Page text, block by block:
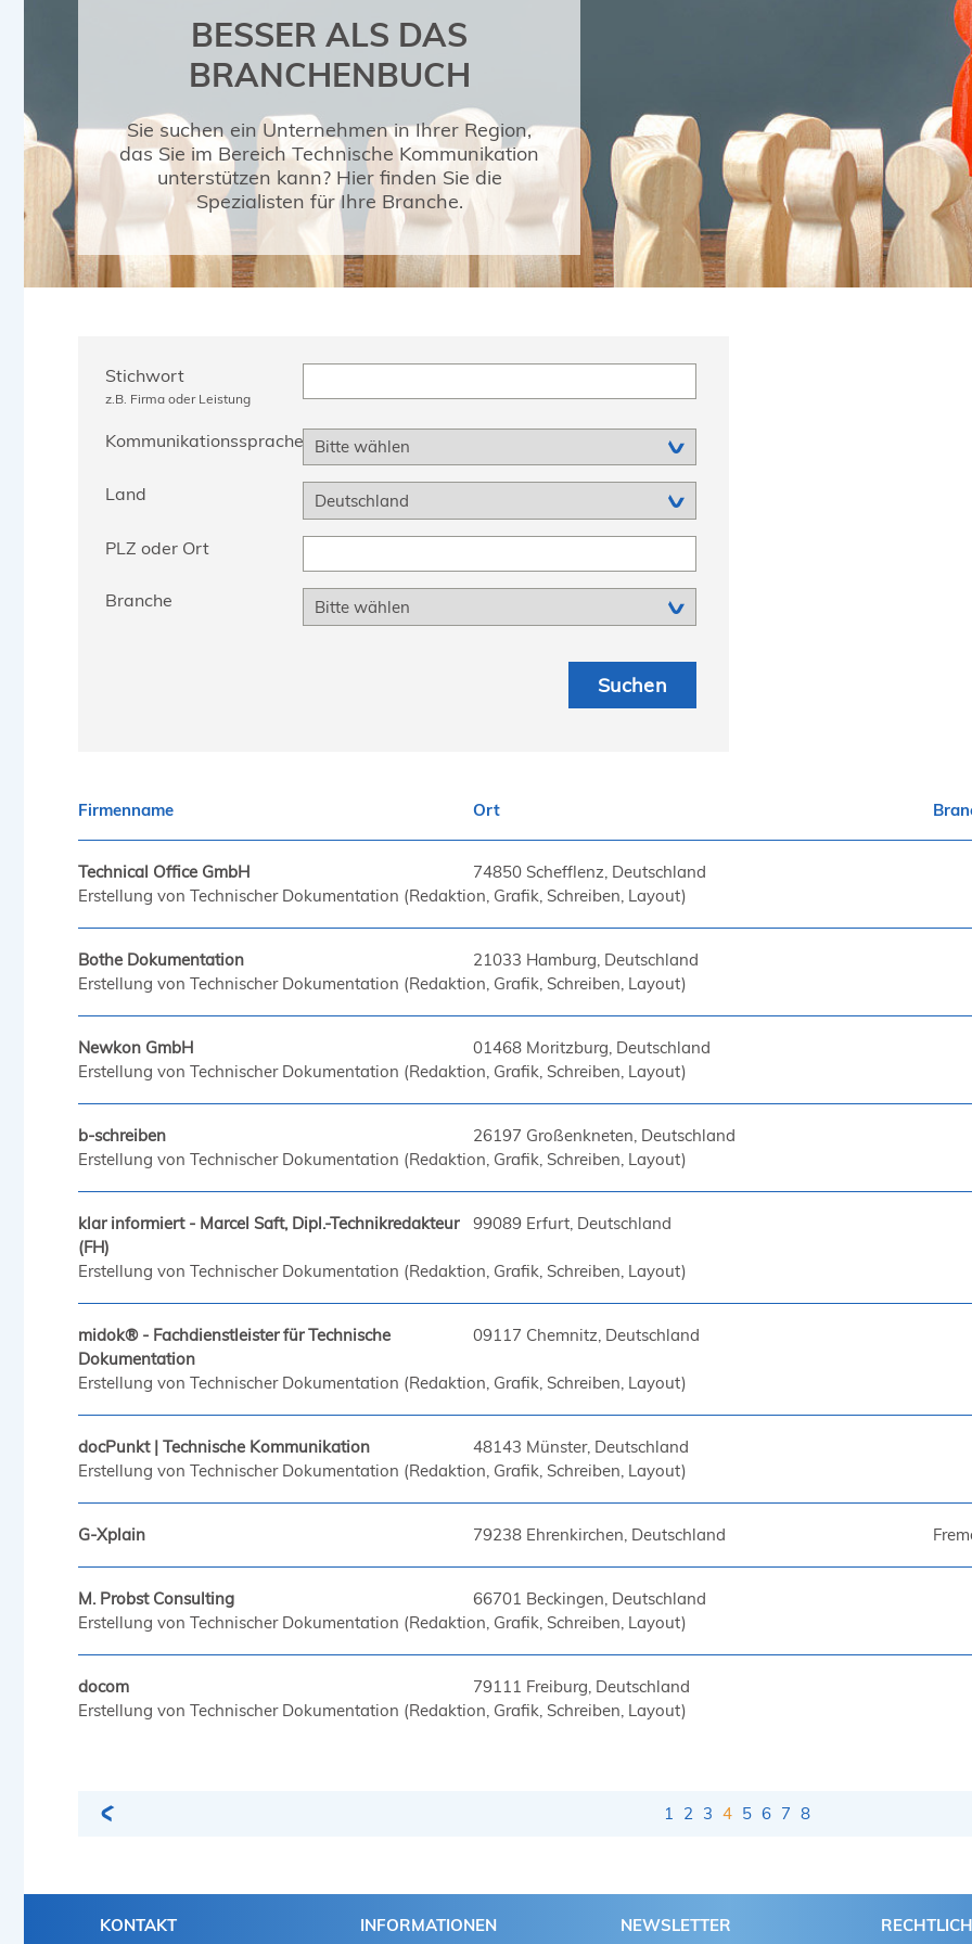
BESSER ALS DAS
BRANCHENBUCH
Sie suchen ein Unternehmen in Ihrer Region,
das Sie im Bereich Technische Kommunikation
unterstützen kann? Hier finden Sie die
Spezialisten für Ihre Branche.
Stichwort
z.B. Firma oder Leistung
Kommunikationssprache
Land
PLZ oder Ort
Branche
Firmenname Ort
Technical Office GmbH
74850 Schefflenz, Deutschland
Erstellung von Technischer Dokumentation (Redaktion, Grafik, Schreiben, Layout)
Bothe Dokumentation
21033 Hamburg, Deutschland
Erstellung von Technischer Dokumentation (Redaktion, Grafik, Schreiben, Layout)
Newkon GmbH
01468 Moritzburg, Deutschland
Erstellung von Technischer Dokumentation (Redaktion, Grafik, Schreiben, Layout)
b-schreiben
26197 Großenkneten, Deutschland
Erstellung von Technischer Dokumentation (Redaktion, Grafik, Schreiben, Layout)
klar informiert - Marcel Saft, Dipl.-Technikredakteur
(FH)
99089 Erfurt, Deutschland
Erstellung von Technischer Dokumentation (Redaktion, Grafik, Schreiben, Layout)
midok® - Fachdienstleister für Technische
Dokumentation
09117 Chemnitz, Deutschland
Erstellung von Technischer Dokumentation (Redaktion, Grafik, Schreiben, Layout)
docPunkt | Technische Kommunikation
48143 Münster, Deutschland
Erstellung von Technischer Dokumentation (Redaktion, Grafik, Schreiben, Layout)
G-Xplain 79238 Ehrenkirchen, Deutschland
M. Probst Consulting
66701 Beckingen, Deutschland
Erstellung von Technischer Dokumentation (Redaktion, Grafik, Schreiben, Layout)
docom
79111 Freiburg, Deutschland
Erstellung von Technischer Dokumentation (Redaktion, Grafik, Schreiben, Layout)
1 2 3 4 5 6 7 8
KONTAKT INFORMATIONEN NEWSLETTER